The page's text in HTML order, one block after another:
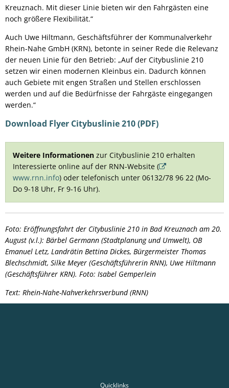
Kreuznach. Mit dieser Linie bieten wir den Fahrgästen eine
noch größere Flexibilität.“
Auch Uwe Hiltmann, Geschäftsführer der Kommunalverkehr
Rhein-Nahe GmbH (KRN), betonte in seiner Rede die Relevanz
der neuen Linie für den Betrieb: „Auf der Citybuslinie 210
setzen wir einen modernen Kleinbus ein. Dadurch können
auch Gebiete mit engen Straßen und Stellen erschlossen
werden und auf die Bedürfnisse der Fahrgäste eingegangen
werden.“
Download Flyer Citybuslinie 210 (PDF)
Weitere Informationen zur Citybuslinie 210 erhalten
Interessierte online auf der RNN-Website (
www.rnn.info) oder telefonisch unter 06132/78 96 22 (Mo-
Do 9-18 Uhr, Fr 9-16 Uhr).
Foto: Eröffnungsfahrt der Citybuslinie 210 in Bad Kreuznach am 20.
August (v.l.): Bärbel Germann (Stadtplanung und Umwelt), OB
Emanuel Letz, Landrätin Bettina Dickes, Bürgermeister Thomas
Blechschmidt, Silke Meyer (Geschäftsführerin RNN), Uwe Hiltmann
(Geschäftsführer KRN). Foto: Isabel Gemperlein
Text: Rhein-Nahe-Nahverkehrsverbund (RNN)
Quicklinks